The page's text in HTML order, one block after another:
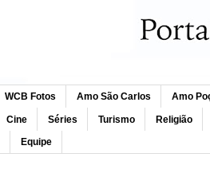
WCB Fotos Amo São Carlos Amo
Cine Séries Turismo Religião
Equipe